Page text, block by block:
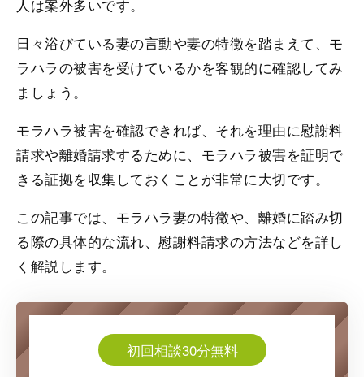
人は案外多いです。
日々浴びている妻の言動や妻の特徴を踏まえて、モ
ラハラの被害を受けているかを客観的に確認してみ
ましょう。
モラハラ被害を確認できれば、それを理由に慰謝料
請求や離婚請求するために、モラハラ被害を証明で
きる証拠を収集しておくことが非常に大切です。
この記事では、モラハラ妻の特徴や、離婚に踏み切
る際の具体的な流れ、慰謝料請求の方法などを詳し
く解説します。
初回相談30分無料